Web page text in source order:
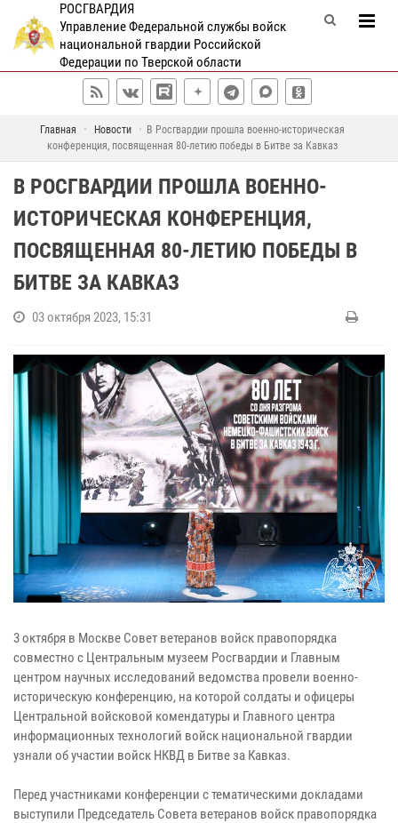
РОСГВАРДИЯ
Управление Федеральной службы войск
национальной гвардии Российской
Федерации по Тверской области
Главная Новости
В Росгвардии прошла военно-историческая
конференция, посвященная 80-летию победы в Битве за Кавказ
В РОСГВАРДИИ ПРОШЛА ВОЕННО-
ИСТОРИЧЕСКАЯ КОНФЕРЕНЦИЯ,
ПОСВЯЩЕННАЯ 80-ЛЕТИЮ ПОБЕДЫ В
БИТВЕ ЗА КАВКАЗ
03 октября 2023, 15:31
3 октября в Москве Совет ветеранов войск правопорядка
совместно с Центральным музеем Росгвардии и Главным
центром научных исследований ведомства провели военно-
историческую конференцию, на которой солдаты и офицеры
Центральной войсковой комендатуры и Главного центра
информационных технологий войск национальной гвардии
узнали об участии войск НКВД в Битве за Кавказ.
Перед участниками конференции с тематическими докладами
выступили Председатель Совета ветеранов войск правопорядка